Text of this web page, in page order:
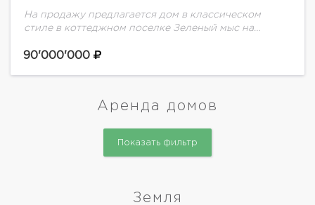
На продажу предлагается дом в классическом
стиле в коттеджном поселке Зеленый мыс на
дизайнерский ремонт, отделка с использованием
90'000'000
Аренда домов
Показать фильтр
Земля